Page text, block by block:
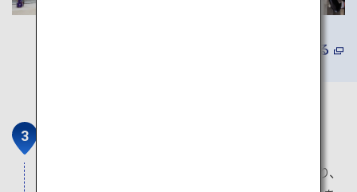
詳しくみる
高野山真言宗の総本山。今も僧侶を育成しており、